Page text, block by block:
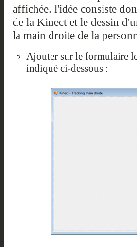
affichée. l'idée consiste
de la Kinect et le dessin
la main droite de la
Ajouter sur le formulaire
indiqué ci-dessous :